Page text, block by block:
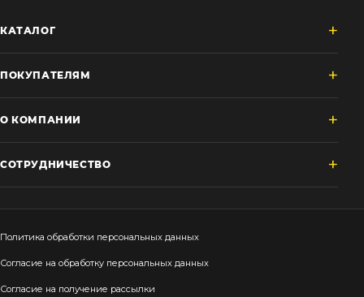
КАТАЛОГ
ПОКУПАТЕЛЯМ
О КОМПАНИИ
СОТРУДНИЧЕСТВО
Политика обработки персональных данных
Согласие на обработку персональных данных
Согласие на получение рассылки